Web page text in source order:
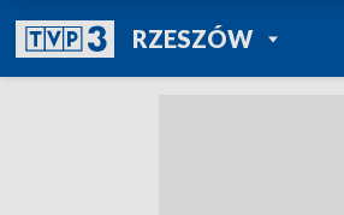
RZESZÓWPOWRÓT DO
TVP REGIONY